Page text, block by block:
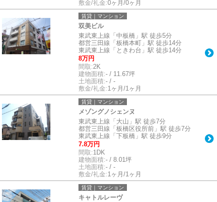
敷金/礼金:0ヶ月/0ヶ月
賃貸｜マンション
双美ビル
東武東上線「中板橋」駅 徒歩5分
都営三田線「板橋本町」駅 徒歩14分
東武東上線「ときわ台」駅 徒歩14分
8万円
間取:2K
建物面積:- / 11.67坪
土地面積:- / -
敷金/礼金:1ヶ月/1ヶ月
賃貸｜マンション
メゾングノシェンヌ
東武東上線「大山」駅 徒歩7分
都営三田線「板橋区役所前」駅 徒歩7分
東武東上線「下板橋」駅 徒歩9分
7.8万円
間取:1DK
建物面積:- / 8.01坪
土地面積:- / -
敷金/礼金:1ヶ月/1ヶ月
賃貸｜マンション
キャトルレーヴ